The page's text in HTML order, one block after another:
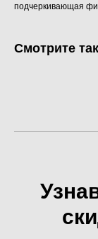
подчеркивающая
Смотрите